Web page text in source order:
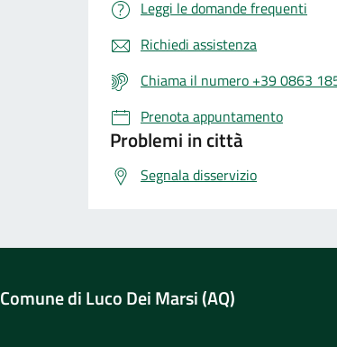
Leggi le domande frequenti
Richiedi assistenza
Chiama il numero +39 0863
Prenota appuntamento
Problemi in città
Segnala disservizio
Comune di Luco Dei Marsi (AQ)